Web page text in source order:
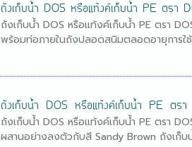
ถังเก็บน้ำ DOS หรือแท้งค์เก็บน้ำ PE ตร
ถังเก็บน้ำ DOS หรือแท้งค์เก็บน้ำ PE ตรา
พร้อมท่อภายในถังปลอดสนิมตลอดอายุการใ
ถังเก็บน้ำ DOS หรือแท้งค์เก็บน้ำ PE ตร
ถังเก็บน้ำ DOS หรือแท้งค์เก็บน้ำ PE ตรา
ผสานอย่างลงตัวกับสี Sandy Brown ถังเก็บ